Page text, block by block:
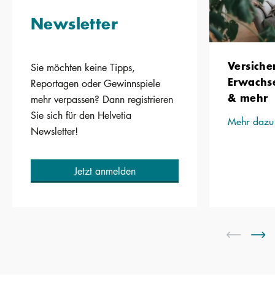
Newsletter
Sie möchten keine Tipps,
Reportagen oder Gewinnspiele
mehr verpassen? Dann registrieren
Sie sich für den Helvetia
Newsletter!
Jetzt anmelden
& mehr
Mehr